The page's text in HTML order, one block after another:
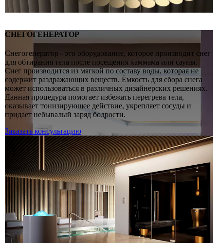
СНЕГОГЕНЕРАТОР
Снегогенератор - это оборудование, которое производит снег
для обтирания тела после посещения хаммама или сауны.
Снег производится из мягкой по составу воды, которая не
содержит раздражающих веществ. Ёмкость для сбора снега
может использоваться в различных дизайнерских решениях.
Данная процедура помогает избежать перегрева тела,
оказывает тонизирующее действие, укрепляет сосуды и
придает небывалый заряд бодрости.
Заказать консультацию